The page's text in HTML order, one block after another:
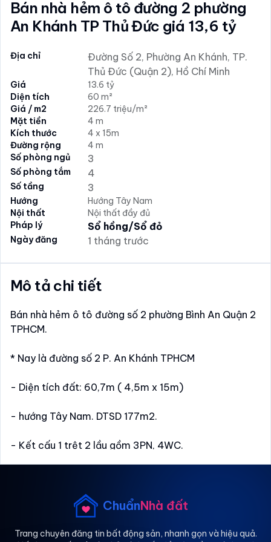
Bán nhà hẻm ô tô đường 2 phường
An Khánh TP Thủ Đức giá 13,6 tỷ
Địa chỉ
Đường Số 2, Phường An Khánh, TP.
Thủ Đức (Quận 2), Hồ Chí Minh
Giá
13.6 tỷ
Diện tích
60 m²
Giá / m2
226.7 triệu/m²
Mặt tiền
4 m
Kích thước
4 x 15m
Đường rộng
4 m
Số phòng ngủ
3
Số phòng tắm 4
Số tầng 3
Hướng
Hướng Tây Nam
Nội thất
Nội thất đầy đủ
Pháp lý
Sổ hồng/Sổ đỏ
Ngày đăng 1 tháng trước
Mô tả chi tiết
Bán nhà hẻm ô tô đường số 2 phường Bình An Quận 2
TPHCM.
* Nay là đường số 2 P. An Khánh TPHCM
- Diện tích đất: 60,7m ( 4,5m x 15m)
- hướng Tây Nam. DTSD 177m2.
- Kết cấu 1 trệt 2 lầu gồm 3PN, 4WC.
- Gần Chợ Đo Đạc và chung cư Bộ Công An.
- Giá Bán: 13,6 tỷ thương lượng.
ChuẩnNhà đất
Trang chuyên đăng tin bất động sản, nhanh gọn và hiệu quả.